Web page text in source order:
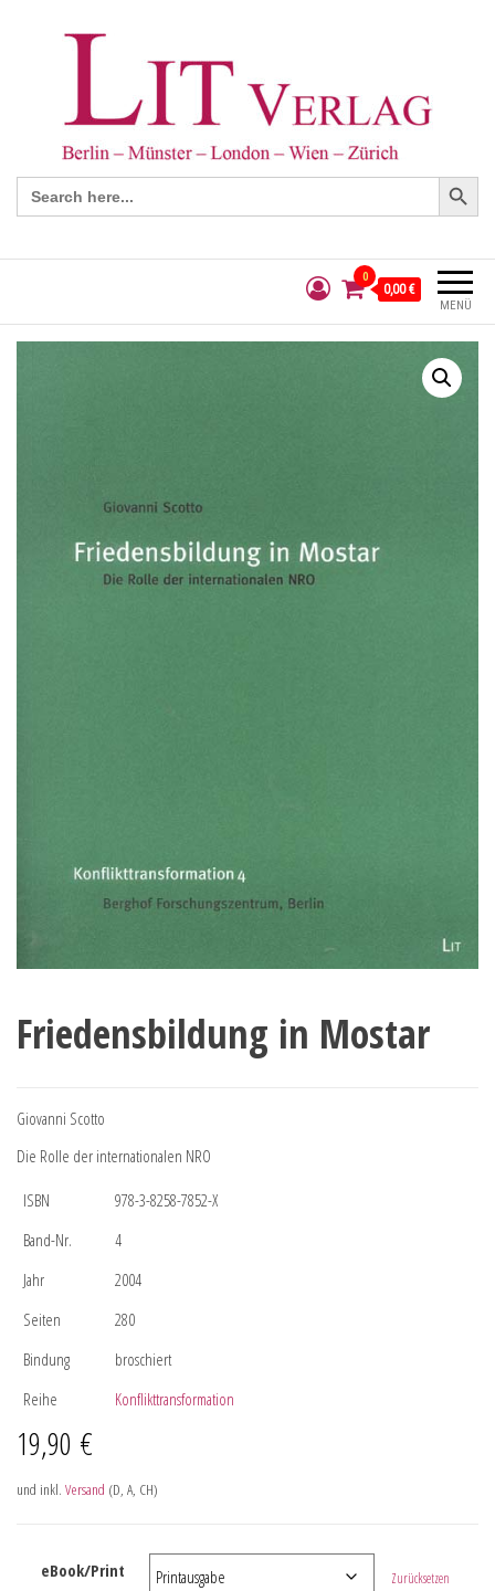
Search
for:
Search Button
MENÜ
0
0,00 €
Friedensbildung in Mostar
Giovanni Scotto
Die Rolle der internationalen NRO
ISBN
978-3-8258-7852-X
Band-Nr.
4
Jahr
2004
Seiten
280
Bindung
broschiert
Reihe
Konflikttransformation
19,90 €
und inkl. Versand (D, A, CH)
eBook/Print Zurücksetzen